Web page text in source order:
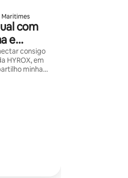
Maritimes
com
e
consigo
HYROX, em
minha